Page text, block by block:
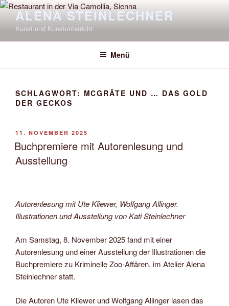
Zum
Inhalt
springen
ALENA STEINLECHNER
Kunst und Kunstunterricht
Menü
SCHLAGWORT: MCGRÄTE UND … DAS GOLD
DER GECKOS
VERÖFFENTLICHT
AM
11. NOVEMBER 2025
Buchpremiere mit Autorenlesung und
Ausstellung
Autorenlesung mit Ute Kliewer, Wolfgang Allinger.
Illustrationen und Ausstellung von Kati Steinlechner
Am Samstag, 8. November 2025 fand mit einer
Autorenlesung und einer Ausstellung der Illustrationen die
Buchpremiere zu Kriminelle Zoo-Affären, im Atelier Alena
Steinlechner statt.
Die Autoren Ute Kliewer und Wolfgang Allinger lasen das